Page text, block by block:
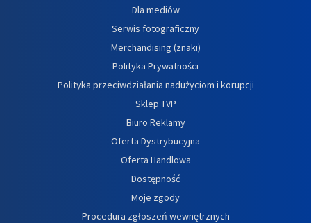
Dla mediów
Serwis fotograficzny
Merchandising (znaki)
Polityka Prywatności
Polityka przeciwdziałania nadużyciom i korupcji
Sklep TVP
Biuro Reklamy
Oferta Dystrybucyjna
Oferta Handlowa
Dostępność
Moje zgody
Procedura zgłoszeń wewnętrznych